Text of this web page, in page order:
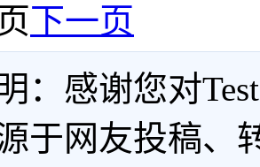
下一页
：感谢您对
于网友投稿、